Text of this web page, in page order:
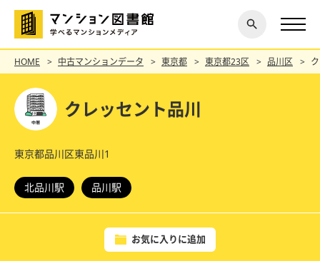
探す
閉じ
る
HOME 中古マンションデータ 東京都 東京都23区 品川区
クレッセント品川
東京都品川区東品川1
北品川駅 品川駅
お気に入りに追加